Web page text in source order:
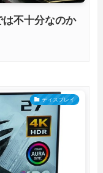
は不十分なのか
ディスプレイ